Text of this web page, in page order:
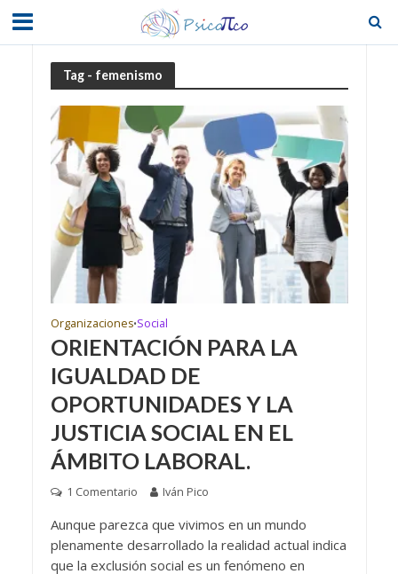
Tag - femenismo
Organizaciones•Social
ORIENTACIÓN PARA LA
IGUALDAD DE
OPORTUNIDADES Y LA
JUSTICIA SOCIAL EN EL
ÁMBITO LABORAL.
1 Comentario Iván Pico
Aunque parezca que vivimos en un mundo
plenamente desarrollado la realidad actual indica
que la exclusión social es un fenómeno en